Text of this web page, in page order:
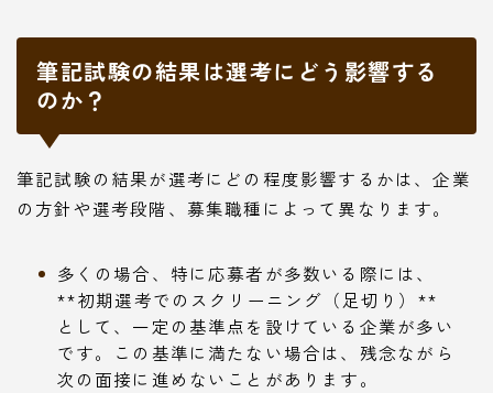
筆記試験の結果は選考にどう影響する
のか？
筆記試験の結果が選考にどの程度影響するかは、企業
の方針や選考段階、募集職種によって異なります。
多くの場合、特に応募者が多数いる際には、
**初期選考でのスクリーニング（足切り）**
として、一定の基準点を設けている企業が多い
です。この基準に満たない場合は、残念ながら
次の面接に進めないことがあります。